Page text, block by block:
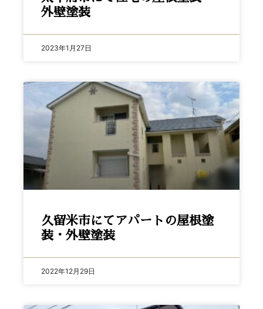
外壁塗装
2023年1月27日
久留米市にてアパートの屋根塗
装・外壁塗装
2022年12月29日